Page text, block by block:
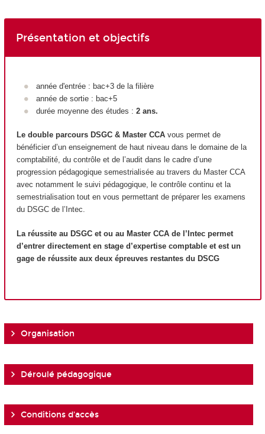
Présentation et objectifs
année d'entrée : bac+3 de la filière
année de sortie : bac+5
durée moyenne des études : 2 ans.
Le double parcours DSGC & Master CCA vous permet de
bénéficier d’un enseignement de haut niveau dans le domaine de la
comptabilité, du contrôle et de l’audit dans le cadre d’une
progression pédagogique semestrialisée au travers du Master CCA
avec notamment le suivi pédagogique, le contrôle continu et la
semestrialisation tout en vous permettant de préparer les examens
du DSGC de l’Intec.
La réussite au DSGC et ou au Master CCA de l’Intec permet
d’entrer directement en stage d’expertise comptable et est un
gage de réussite aux deux épreuves restantes du DSCG
Organisation
Déroulé pédagogique
Conditions d'accès